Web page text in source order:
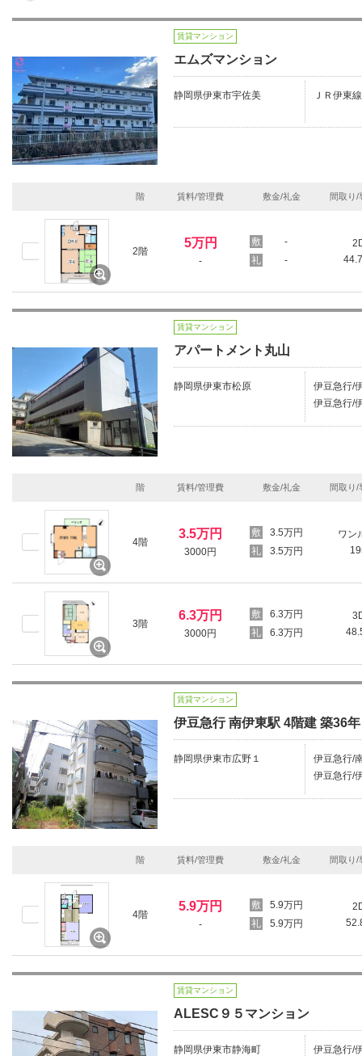
賃貸マンション
エムズマンション
静岡県伊東市宇佐美 ＪＲ伊東
階 賃料/管理費 敷金/礼金 間取り/
2階
5万円
-
-
-
賃貸マンション
アパートメント丸山
静岡県伊東市松原
伊豆急行/
伊豆急行/
階 賃料/管理費 敷金/礼金 間取り/
4階
3.5万円
3000円
3.5万円
3.5万円
ワン
3階
6.3万円
3000円
6.3万円
6.3万円
賃貸マンション
伊豆急行 南伊東駅 4階建 築36年
静岡県伊東市広野１
伊豆急行/
伊豆急行/
階 賃料/管理費 敷金/礼金 間取り/
4階
5.9万円
-
5.9万円
5.9万円
賃貸マンション
ALESC９５マンション
静岡県伊東市静海町 伊豆急行/